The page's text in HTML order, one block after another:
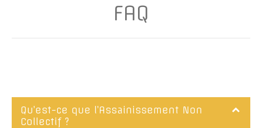
FAQ
Qu’est-ce que l’Assainissement Non
Collectif ?